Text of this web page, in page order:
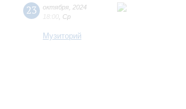
23 октября 2024
18:00 Ср
Музиторий